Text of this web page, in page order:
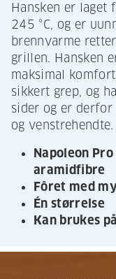
Hansken er laget
245 °C, og er
brennvarme
grillen. Hansken
maksimal
sikkert grep, og
sider og er
og venstrehendte.
Napoleon
aramidfibre
Fôret med
Én størrelse
Kan brukes